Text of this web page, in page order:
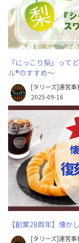
『にっこり梨』って
ル®のすすめ～
[タリーズ]運営事
2025-09-16
【創業28周年】懐か
[タリーズ]運営事